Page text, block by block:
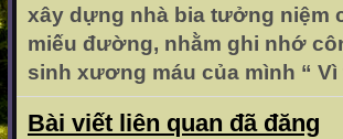
xây dựng nhà bia tưởng niệm
miếu đường, nhằm ghi nhớ
sinh xương máu của mình “
Bài viết liên quan đã đăng